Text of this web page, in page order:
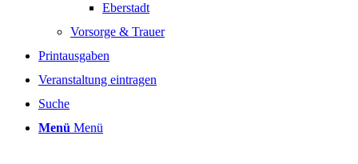
Eberstadt
Vorsorge & Trauer
Printausgaben
Veranstaltung eintragen
Suche
Menü Menü